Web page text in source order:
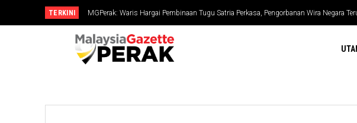
TERKINI
MGPerak: Waris Hargai Pembinaan Tugu Satria Perkasa, Pengorbanan Wira Negara
Dikenang